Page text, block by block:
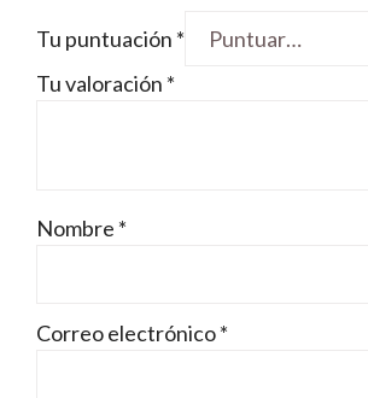
Tu puntuación *
Tu valoración *
Nombre *
Correo electrónico*